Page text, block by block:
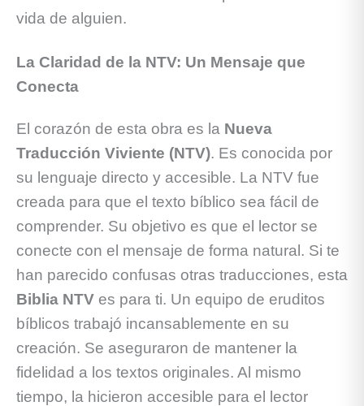
vida de alguien.
La Claridad de la NTV: Un Mensaje que
Conecta
El corazón de esta obra es la Nueva
Traducción Viviente (NTV). Es conocida por
su lenguaje directo y accesible. La NTV fue
creada para que el texto bíblico sea fácil de
comprender. Su objetivo es que el lector se
conecte con el mensaje de forma natural. Si te
han parecido confusas otras traducciones, esta
Biblia NTV es para ti. Un equipo de eruditos
bíblicos trabajó incansablemente en su
creación. Se aseguraron de mantener la
fidelidad a los textos originales. Al mismo
tiempo, la hicieron accesible para el lector